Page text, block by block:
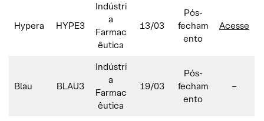
Hypera HYPE3
Indústri
a
Farmac
êutica
13/03
Pós-
fecham
ento
Acesse
Blau BLAU3
Indústri
a
Farmac
êutica
19/03
Pós-
fecham
ento
–